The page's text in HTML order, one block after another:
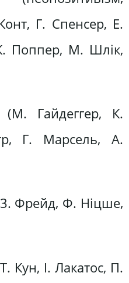
Г. Спенсер, Е.
Поппер, М. Шлік,
(М. Гайдеггер, К.
Г. Марсель, А.
Фрейд, Ф. Ніцше,
Кун, І. Лакатос, П.